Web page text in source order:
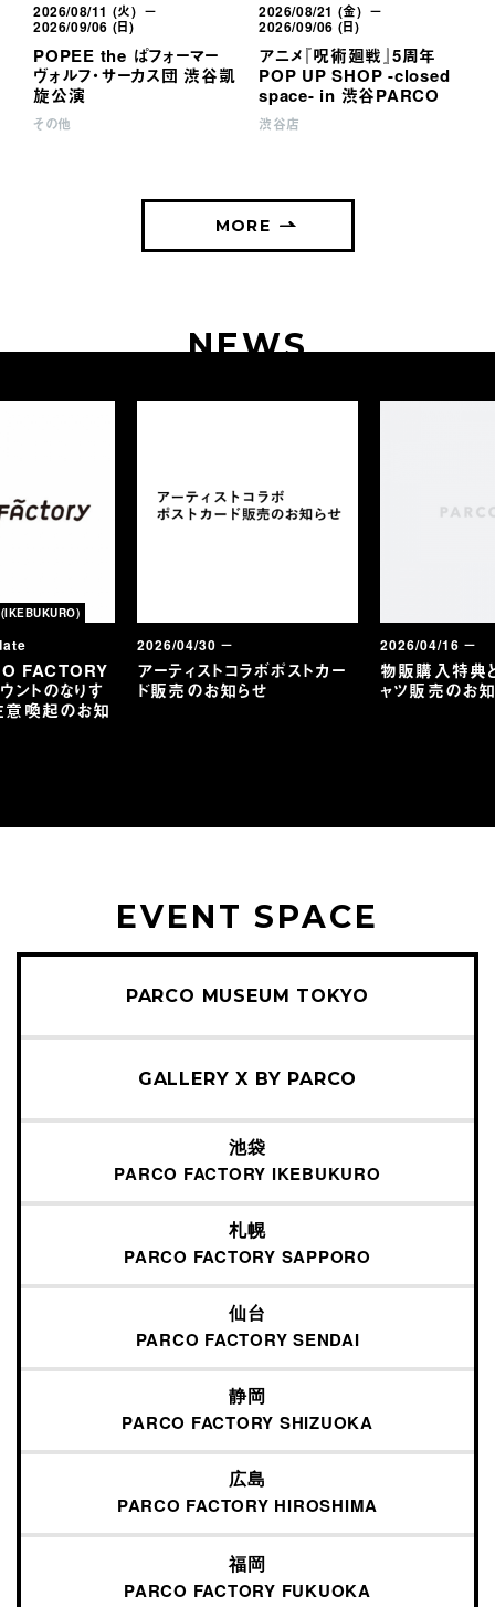
2026/08/11 (火) －
2026/09/06 (日)
POPEE the ぱフォーマー
ヴォルフ・サーカス団 渋谷凱
旋公演
その他
2026/08/21 (金) －
2026/09/06 (日)
アニメ『呪術廻戦』5周年
POP UP SHOP -closed
space- in 渋谷PARCO
渋谷店
MORE
NEWS
FACTORY
ントのなりす
意喚起のお知
2026/04/30 －
アーティストコラボポストカー
ド販売のお知らせ
2026/04/16 －
物販購入特典
ャツ販売のお
EVENT SPACE
PARCO MUSEUM TOKYO
GALLERY X BY PARCO
池袋
PARCO FACTORY IKEBUKURO
札幌
PARCO FACTORY SAPPORO
仙台
PARCO FACTORY SENDAI
静岡
PARCO FACTORY SHIZUOKA
広島
PARCO FACTORY HIROSHIMA
福岡
PARCO FACTORY FUKUOKA